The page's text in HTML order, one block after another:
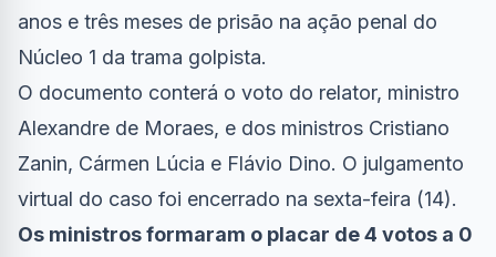
anos e três meses de prisão na ação penal do
Núcleo 1 da trama golpista.
O documento conterá o voto do relator, ministro
Alexandre de Moraes, e dos ministros Cristiano
Zanin, Cármen Lúcia e Flávio Dino. O julgamento
virtual do caso foi encerrado na sexta-feira (14).
Os ministros formaram o placar de 4 votos a 0